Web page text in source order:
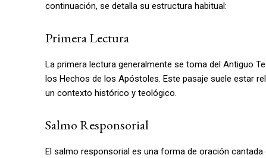
continuación, se detalla su estructura habitual:
Primera Lectura
La primera lectura generalmente se toma del Antiguo
los Hechos de los Apóstoles. Este pasaje suele estar
un contexto histórico y teológico.
Salmo Responsorial
El salmo responsorial es una forma de oración